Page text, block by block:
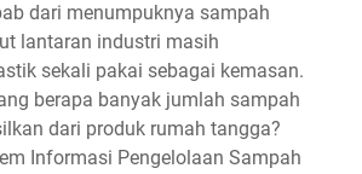
dari menumpuknya sampah
lantaran industri masih
sekali pakai sebagai kemasan.
berapa banyak jumlah sampah
dari produk rumah tangga?
Informasi Pengelolaan Sampah